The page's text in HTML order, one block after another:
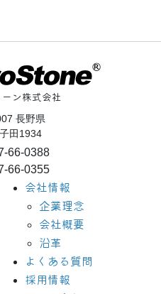
ン株式会社
長野県
田1934
66-0388
66-0355
会社情報
企業理念
会社概要
沿革
よくある質問
採用情報